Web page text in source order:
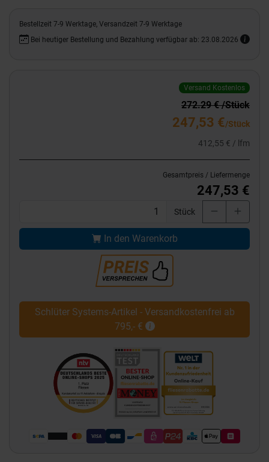
Bestellzeit 7-9 Werktage, Versandzeit 7-9 Werktage
Bei heutiger Bestellung und Bezahlung verfügbar ab: 23.08.2026
Versand Kostenlos
272.29 € /Stück
247,53 €/Stück
412,55 € / lfm
Gesamtpreis / Liefermenge
247,53 €
Stück
In den Warenkorb
Schlüter Systems-Artikel - Versandkostenfrei ab
795,- €